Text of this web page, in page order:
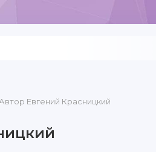
Евгений Красницкий